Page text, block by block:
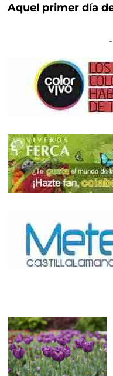
Aquel primer día
–